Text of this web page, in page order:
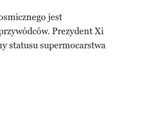
jest
Prezydent Xi
statusu supermocarstwa